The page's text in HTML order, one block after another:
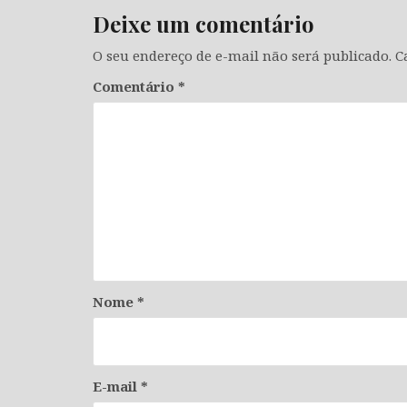
Deixe um comentário
O seu endereço de e-mail não será publicado.
Comentário *
Nome *
E-mail *